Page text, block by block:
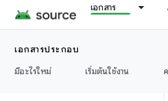
เอกสาร
เอกสารประกอบ
มีอะไรใหม่
เริ่มต้นใช้งาน